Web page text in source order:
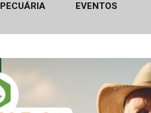
PECUÁRIA EVENTOS